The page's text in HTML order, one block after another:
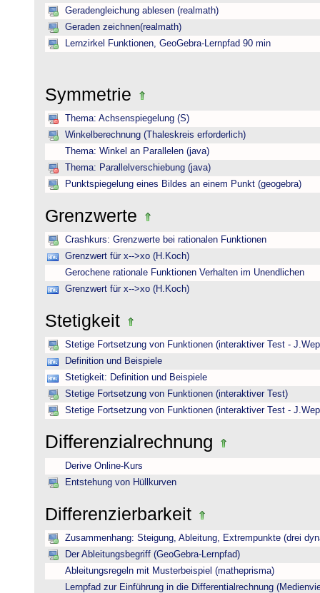
Geradengleichung ablesen (realmath)
Geraden zeichnen(realmath)
Lernzirkel Funktionen, GeoGebra-Lernpfad 90 min
Symmetrie
Thema: Achsenspiegelung (S)
Winkelberechnung (Thaleskreis erforderlich)
Thema: Winkel an Parallelen (java)
Thema: Parallelverschiebung (java)
Punktspiegelung eines Bildes an einem Punkt (geogebra)
Grenzwerte
Crashkurs: Grenzwerte bei rationalen Funktionen
Grenzwert für x-->xo (H.Koch)
Gerochene rationale Funktionen Verhalten im Unendlichen
Grenzwert für x-->xo (H.Koch)
Stetigkeit
Stetige Fortsetzung von Funktionen (interaktiver Test -
Definition und Beispiele
Stetigkeit: Definition und Beispiele
Stetige Fortsetzung von Funktionen (interaktiver Test)
Stetige Fortsetzung von Funktionen (interaktiver Test -
Differenzialrechnung
Derive Online-Kurs
Entstehung von Hüllkurven
Differenzierbarkeit
Zusammenhang: Steigung, Ableitung, Extrempunkte (drei
Der Ableitungsbegriff (GeoGebra-Lernpfad)
Ableitungsregeln mit Musterbeispiel (matheprisma)
Lernpfad zur Einführung in die Differentialrechnung